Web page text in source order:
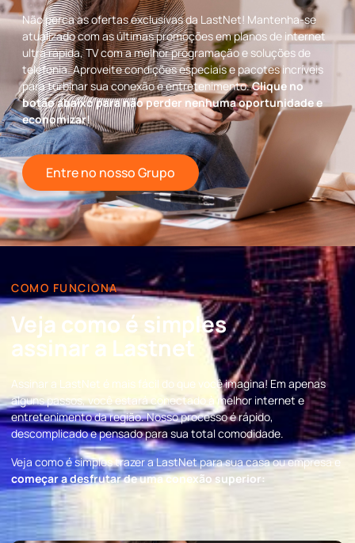
Não perca as ofertas exclusivas da LastNet! Mantenha-se
atualizado com as últimas promoções em planos de internet
ultra rápida, TV com a melhor programação e soluções de
telefonia. Aproveite condições especiais e pacotes incríveis
para turbinar sua conexão e entretenimento.Clique no
botão abaixo para não perder nenhuma oportunidade e
economizar!
Entre no nosso Grupo
COMO FUNCIONA
Veja como é simples
assinar a Lastnet
Assinar a LastNet é mais fácil do que você imagina! Em apenas
alguns passos, você estará conectado à melhor internet e
entretenimento da região. Nosso processo é rápido,
descomplicado e pensado para sua total comodidade.
Veja como é simples trazer a LastNet para sua casa ou empresa e
começar a desfrutar de uma conexão superior: